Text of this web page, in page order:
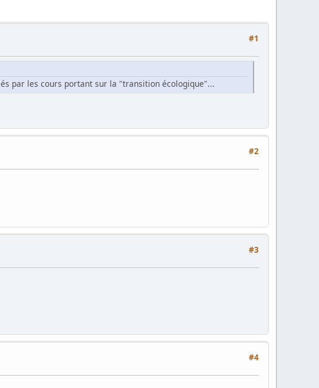
#1
par les cours portant sur la "transition écologique"...
#2
#3
#4